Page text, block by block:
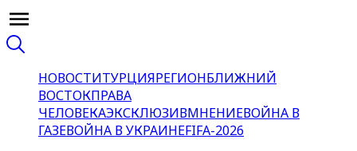
НОВОСТИТУРЦИЯРЕГИОНБЛИЖНИЙ
ВОСТОКПРАВА
ЧЕЛОВЕКАЭКСКЛЮЗИВМНЕНИЕВОЙНА В
ГАЗЕВОЙНА В УКРАИНЕFIFA-2026